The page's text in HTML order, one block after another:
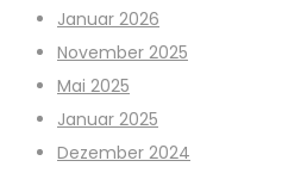
Januar 2026
November 2025
Mai 2025
Januar 2025
Dezember 2024